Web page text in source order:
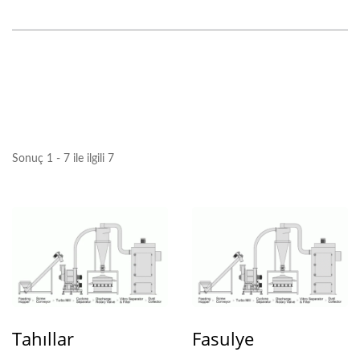
Sonuç 1 - 7 ile ilgili 7
Tahıllar Fasulye